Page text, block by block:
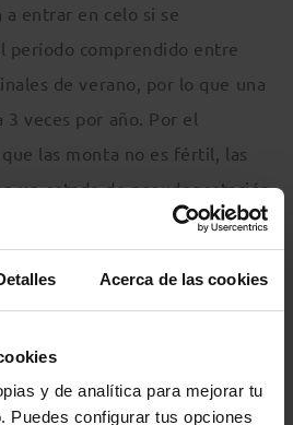
Acerca de las cookies
y de analítica para mejorar tu
Puedes configurar tus opciones
a entrar en celo si se
período comprendido entre
de verano, por lo que una
3 veces por año. Por el
las monta no es fértil, las
un estado de pseudogestación
su entorno de gatos ferales o
pierden su sexualidad, las